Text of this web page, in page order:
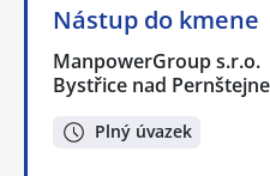
Nástup do kmene
ManpowerGroup s.r.o.
Bystřice nad
Plný úvazek